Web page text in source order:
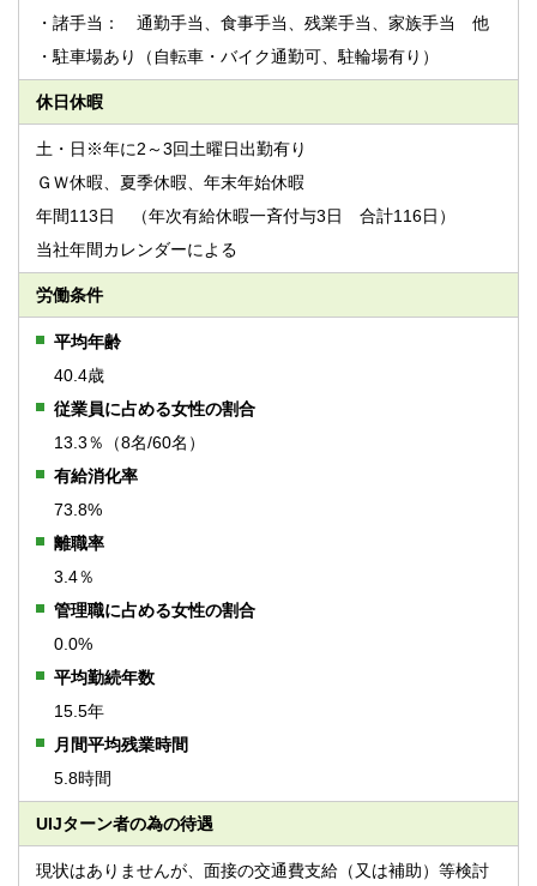
・諸手当： 通勤手当、食事手当、残業手当、家族手当 他
・駐車場あり（自転車・バイク通勤可、駐輪場有り）
休日休暇
土・日※年に2～3回土曜日出勤有り
ＧＷ休暇、夏季休暇、年末年始休暇
年間113日 （年次有給休暇一斉付与3日 合計116日）
当社年間カレンダーによる
労働条件
平均年齢
40.4歳
従業員に占める女性の割合
13.3％（8名/60名）
有給消化率
73.8%
離職率
3.4％
管理職に占める女性の割合
0.0%
平均勤続年数
15.5年
月間平均残業時間
5.8時間
UIJターン者の為の待遇
現状はありませんが、面接の交通費支給（又は補助）等検討